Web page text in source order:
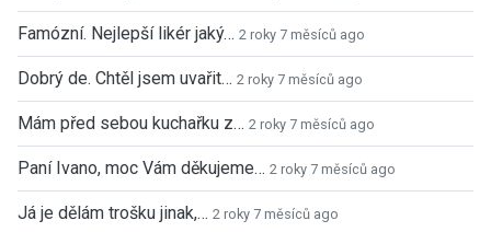
Famózní. Nejlepší likér jaký… 2 roky 7 měsíců ago
Dobrý de. Chtěl jsem uvařit… 2 roky 7 měsíců ago
Mám před sebou kuchařku z… 2 roky 7 měsíců ago
Paní Ivano, moc Vám děkujeme… 2 roky 7 měsíců ago
Já je dělám trošku jinak,… 2 roky 7 měsíců ago